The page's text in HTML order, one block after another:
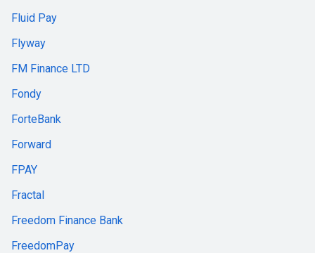
Fluid Pay
Flyway
FM Finance LTD
Fondy
ForteBank
Forward
FPAY
Fractal
Freedom Finance Bank
FreedomPay